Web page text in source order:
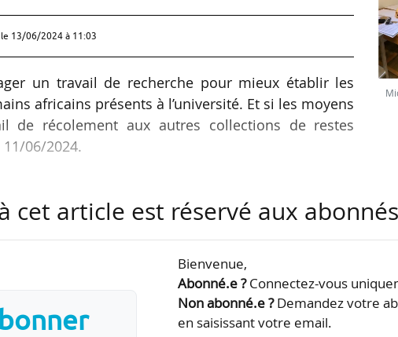
13/06/2024 à 11:03
un travail de recherche pour mieux établir les
africains présents à l’université. Et si les moyens
de récolement aux autres collections de restes
06/2024.
au sein des collections de l’Institut
par Michel Deneken, président de l’Unistra, en
cet article est réservé aux abonnés
Bienvenue,
Abonné.e ?Connectez-vous
Non abonné.e ?Demandez votre
en saisissant votre email.